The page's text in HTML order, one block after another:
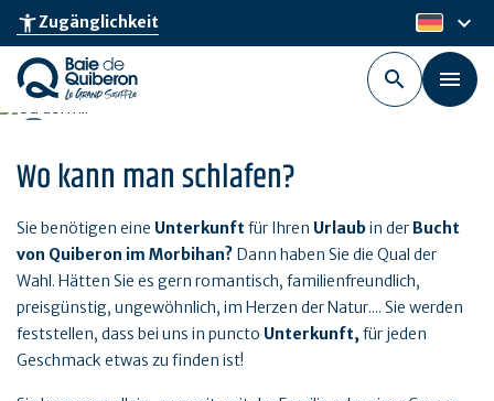
Skip
main
content
accessibility_newZugänglichkeit de
keyboard_arrow_down
Wo kann man schlafen?
Sie benötigen eine Unterkunftfür Ihren Urlaubin der Bucht
von Quiberon im Morbihan? Dann haben Sie die Qual der
Wahl. Hätten Sie es gern romantisch, familienfreundlich,
preisgünstig, ungewöhnlich, im Herzen der Natur.... Sie werden
feststellen, dass bei uns in puncto Unterkunft, für jeden
Geschmack etwas zu finden ist!